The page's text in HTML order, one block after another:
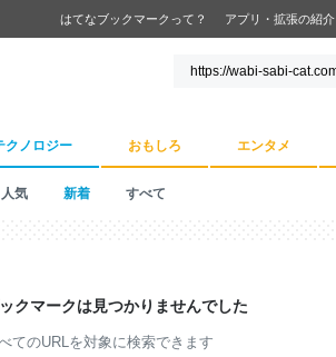
はてなブックマークって？ アプリ・拡張の紹介
クノロジー おもしろ エンタメ
人気 新着 すべて
クマークは見つかりませんでした
てのURLを対象に検索できます